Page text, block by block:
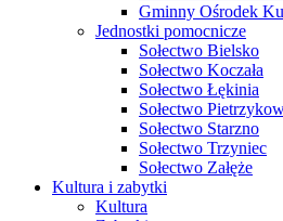
Gminny Ośrodek
Jednostki pomocnicze
Sołectwo Bielsko
Sołectwo Koczała
Sołectwo Łękinia
Sołectwo
Sołectwo Starzno
Sołectwo Trzyniec
Sołectwo Załęże
Kultura i zabytki
Kultura